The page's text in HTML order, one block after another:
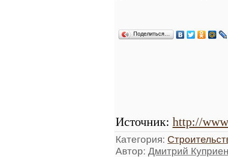
Поделиться…
Источник: http://
Категория:
Автор: Дмитрий